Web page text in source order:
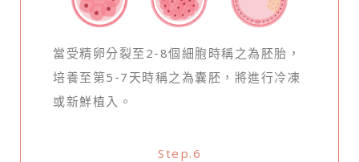
當受精卵分裂至2-8個細胞時稱之為胚胎，
培養至第5-7天時稱之為囊胚，將進行冷凍
或新鮮植入。
Step.6